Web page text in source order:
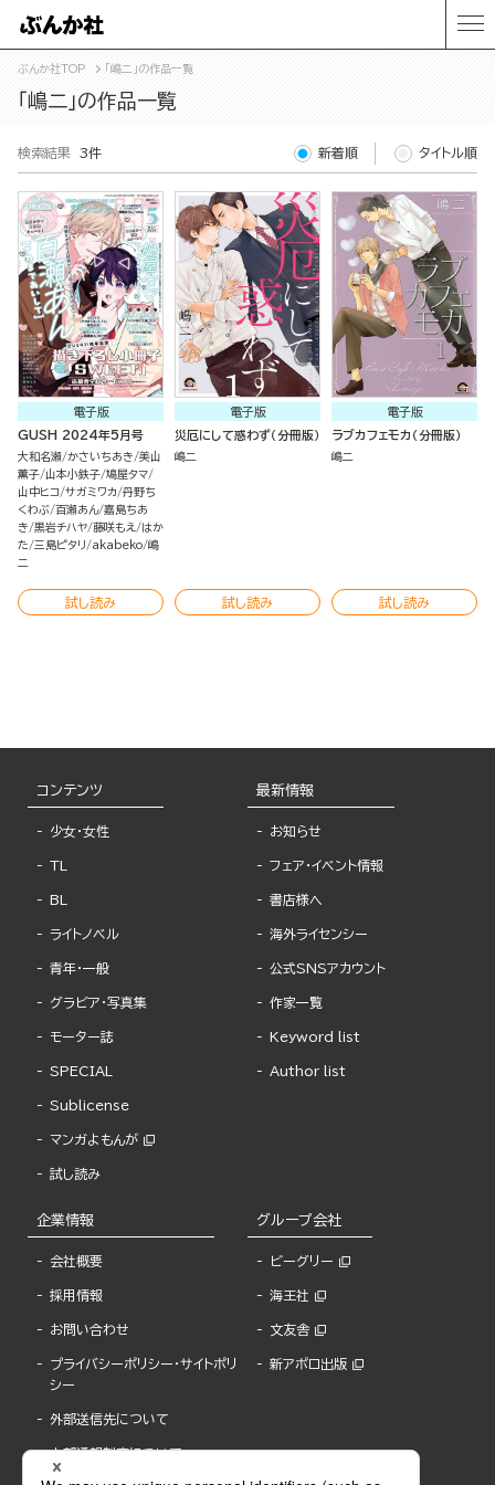
ぶんか社TOP 「嶋二」の作品一覧
「嶋二」の作品一覧
検索結果 3件 新着順 タイトル順
電子版
GUSH 2024年5月号
大和名瀬 かさいちあき 美山
薫子 山本小鉄子 鳩屋タマ
山中ヒコ サガミワカ 丹野ち
くわぶ 百瀬あん 嘉島ちあ
き 黒岩チハヤ 藤咲もえ
はか
た 三島ピタリ akabeko 嶋
二
試し読み
電子版
災厄にして惑わず（分冊版）
嶋二
試し読み
電子版
ラブカフェモカ（分冊版）
嶋二
試し読み
コンテンツ
少女・女性
TL
BL
ライトノベル
青年・一般
グラビア・写真集
モーター誌
SPECIAL
Sublicense
マンガよもんが
試し読み
最新情報
お知らせ
フェア・イベント情報
書店様へ
海外ライセンシー
公式SNSアカウント
作家一覧
Keyword list
Author list
企業情報
会社概要
採用情報
お問い合わせ
プライバシーポリシー・サイトポリ
シー
外部送信先について
内部通報制度について
グループ会社
ビーグリー
海王社
文友舎
新アポロ出版